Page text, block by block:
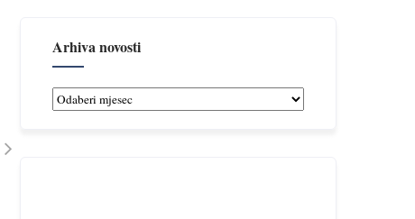
Arhiva novosti
Arhiva